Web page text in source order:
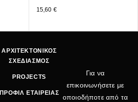
15,60 €
ΑΡΧΙΤΕΚΤΟΝΙΚΟΣ
ΣΧΕΔΙΑΣΜΟΣ
PROJECTS
ΠΡΟΦΙΛ ΕΤΑΙΡΕΙΑΣ
Για να
επικοινωνήσετε με
οποιοδήποτε από τα